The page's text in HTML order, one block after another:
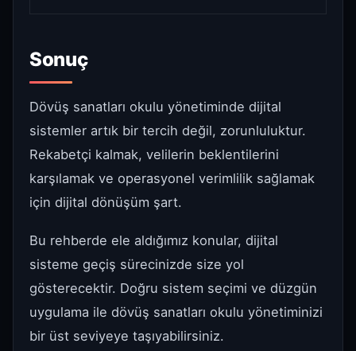
Sonuç
Dövüş sanatları okulu yönetiminde dijital
sistemler artık bir tercih değil, zorunluluktur.
Rekabetçi kalmak, velilerin beklentilerini
karşılamak ve operasyonel verimlilik sağlamak
için dijital dönüşüm şart.
Bu rehberde ele aldığımız konular, dijital
sisteme geçiş sürecinizde size yol
gösterecektir. Doğru sistem seçimi ve düzgün
uygulama ile dövüş sanatları okulu yönetiminizi
bir üst seviyeye taşıyabilirsiniz.